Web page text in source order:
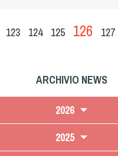
123 124 125 126 127
ARCHIVIO NEWS
2026
2025